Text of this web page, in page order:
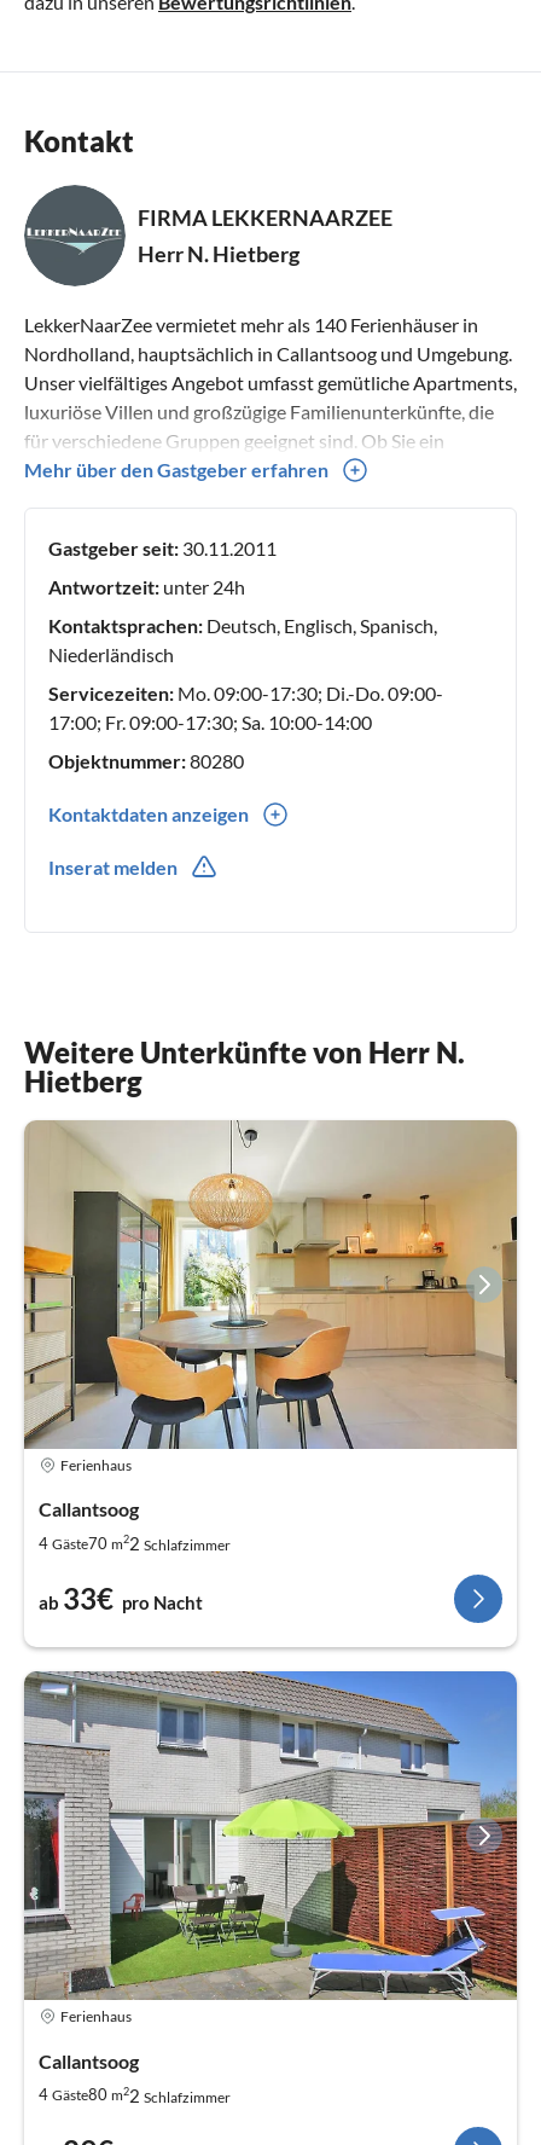
Kontakt
FIRMA LEKKERNAARZEE
Herr N. Hietberg
LekkerNaarZee vermietet mehr als 140 Ferienhäuser in
Nordholland, hauptsächlich in Callantsoog und Umgebung.
Unser vielfältiges Angebot umfasst gemütliche Apartments,
luxuriöse Villen und großzügige Familienunterkünfte, die
für verschiedene Gruppen geeignet sind. Ob Sie ein
charmantes Ferienhaus für zwei Personen oder eine
unvergesslichen Urlaub an der Küste.
Mehr über den Gastgeber erfahren
Gastgeber seit: 30.11.2011
Antwortzeit: unter 24h
Kontaktsprachen: Deutsch, Englisch, Spanisch,
Niederländisch
Servicezeiten: Mo. 09:00-17:30; Di.-Do. 09:00-
17:00; Fr. 09:00-17:30; Sa. 10:00-14:00
Objektnummer:80280
Kontaktdaten anzeigen
Inserat melden
Weitere Unterkünfte von Herr N.
Hietberg
Ferienhaus
Callantsoog
4 Gäste70 m22 Schlafzimmer
ab 33€ pro Nacht
Ferienhaus
Callantsoog
4 Gäste80 m22 Schlafzimmer